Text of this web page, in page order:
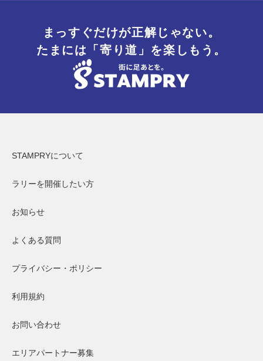
まっすぐだけが正解じゃない。
たまには「寄り道」を楽しもう。
STAMPRYについて
ラリーを開催したい方
お知らせ
よくある質問
プライバシー・ポリシー
利用規約
お問い合わせ
エリアパートナー募集